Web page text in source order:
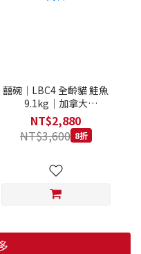
囍碗｜LBC4 全齡貓 鮭魚
9.1kg｜加拿大
Loveabowl 天然無穀糧
9.1公斤 成貓 無穀貓飼料
NT$2,880
NT$3,600 8折